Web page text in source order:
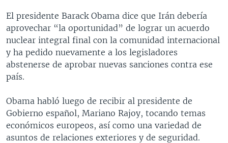
FORO [RADIO]
DEPORTIVO INTERNACIONAL
NOTA ECONÓMICA
Idiomas
El presidente Barack Obama dice que Irán debería
aprovechar “la oportunidad” de lograr un acuerdo
nuclear integral final con la comunidad internacional
y ha pedido nuevamente a los legisladores
abstenerse de aprobar nuevas sanciones contra ese
país.
Obama habló luego de recibir al presidente de
Gobierno español, Mariano Rajoy, tocando temas
económicos europeos, así como una variedad de
asuntos de relaciones exteriores y de seguridad.